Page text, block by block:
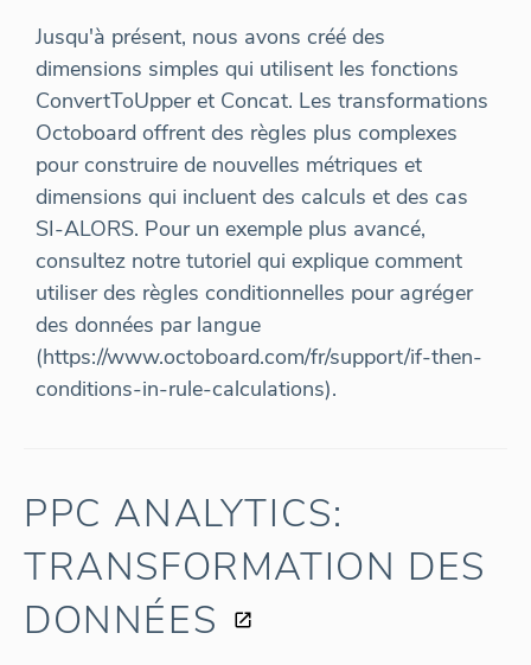
Jusqu'à présent, nous avons créé des
dimensions simples qui utilisent les fonctions
ConvertToUpper et Concat. Les transformations
Octoboard offrent des règles plus complexes
pour construire de nouvelles métriques et
dimensions qui incluent des calculs et des cas
SI-ALORS. Pour un exemple plus avancé,
consultez notre tutoriel qui explique comment
utiliser des règles conditionnelles pour agréger
des données par langue
(https://www.octoboard.com/fr/support/if-then-
conditions-in-rule-calculations).
PPC ANALYTICS:
TRANSFORMATION DES
DONNÉES